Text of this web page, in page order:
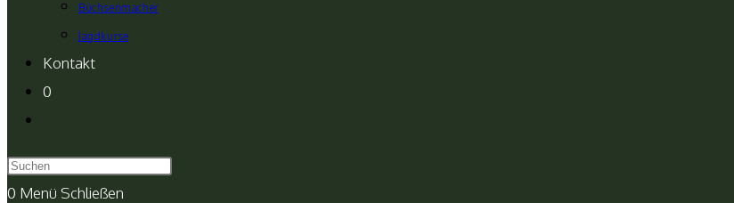
Büchsenmacher
Jagdkurse
Kontakt
0
umschalten
0 Menü Schließen